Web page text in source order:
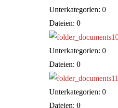
Unterkategorien: 0
Dateien: 0
Unterkategorien: 0
Dateien: 0
Unterkategorien: 0
Dateien: 0